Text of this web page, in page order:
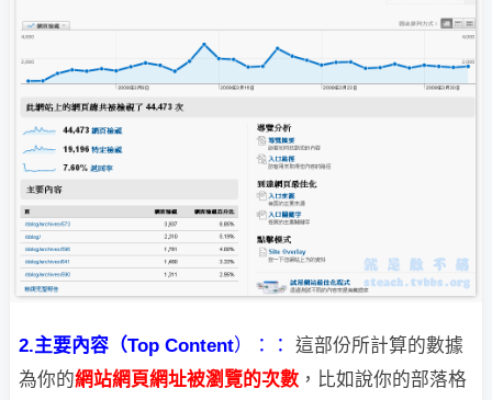
2.主要內容（Top Content）：：
這部份所計算的數據
為你的網站網頁網址被瀏覽的次數 ，比如說你的部落格